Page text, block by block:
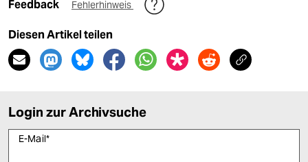
Feedback Fehlerhinweis
Diesen Artikel teilen
Login zur Archivsuche
E-Mail*